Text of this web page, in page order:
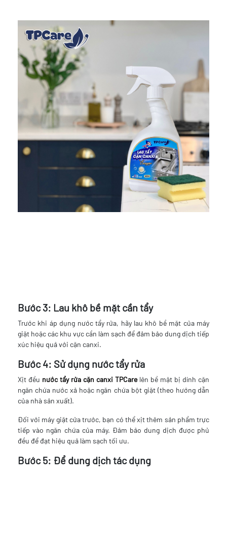
Bước 3: Lau khô bề mặt cần tẩy
Trước khi áp dụng nước tẩy rửa, hãy lau khô bề mặt của máy
giặt hoặc các khu vực cần làm sạch để đảm bảo dung dịch tiếp
xúc hiệu quả với cặn canxi.
Bước 4: Sử dụng nước tẩy rửa
Xịt đều nước tẩy rửa cặn canxi TPCare lên bề mặt bị dính cặn
ngăn chứa nước xả hoặc ngăn chứa bột giặt (theo hướng dẫn
của nhà sản xuất).
Đối với máy giặt cửa trước, bạn có thể xịt thêm sản phẩm trực
tiếp vào ngăn chứa của máy. Đảm bảo dung dịch được phủ
đều để đạt hiệu quả làm sạch tối ưu.
Bước 5: Để dung dịch tác dụng